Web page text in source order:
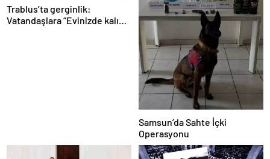
Trablus’ta gerginlik:
Vatandaşlara “Evinizde kalın”
Samsun’da Sahte İçki
Operasyonu